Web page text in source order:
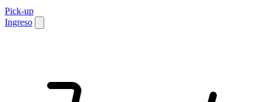
Pick-up
Ingreso